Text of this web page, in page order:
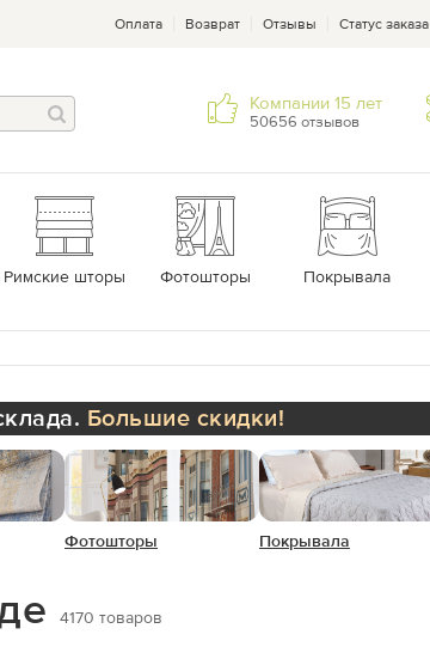
Оплата Возврат Отзывы Статус заказа
Компании 15 лет
50656 отзывов
Римские шторы Фотошторы Покрывала
Большие скидки!
Фотошторы Покрывала
4170 товаров